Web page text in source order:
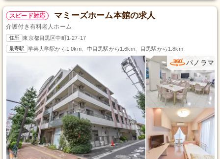
スピード対応 マミーズホーム本館の求人
介護付き有料老人ホーム
住所 東京都目黒区中町1-27-17
最寄駅 学芸大学駅から1.0km、中目黒駅から1.6km、目黒駅から1.8km
パノラマ